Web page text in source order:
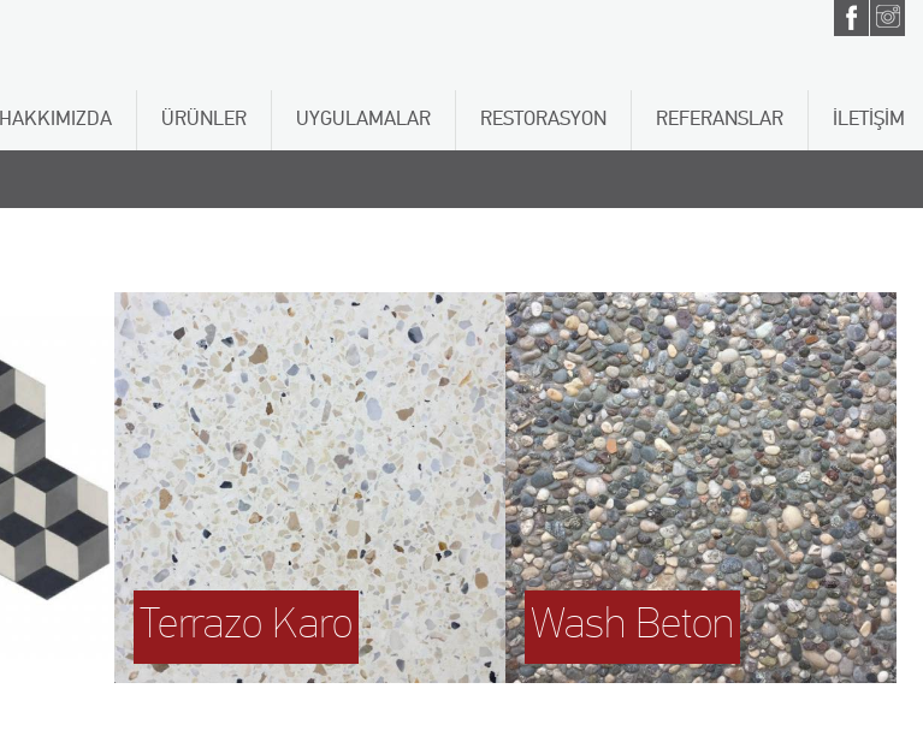
HAKKIMIZDA ÜRÜNLER UYGULAMALAR RESTORASYON REFERANSLAR İLETİŞİM
Terrazo Karo Wash Beton